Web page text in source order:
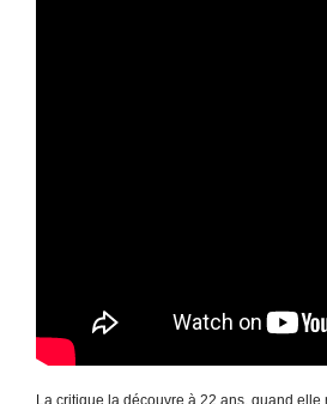
La critique la découvre à 22 ans, quand